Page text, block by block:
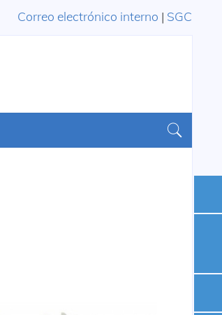
Correo electrónico interno | SGC